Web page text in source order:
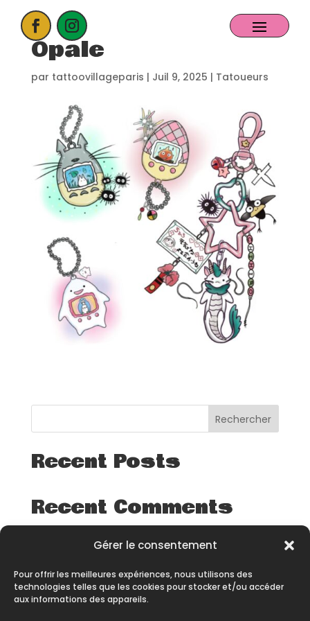
Gérer le consentement
Pour offrir les meilleures expériences, nous utilisons des
technologies telles que les cookies pour stocker et/ou accéder
aux informations des appareils.
ACCUEIL
PROCHAIN EVENT
CANDIDATER
NOS EXPOSANTS
CONTACT
PARTENAIRES
Opale
par tattoovillageparis | Juil 9, 2025 | Tatoueurs
Rechercher
Recent Posts
Recent Comments